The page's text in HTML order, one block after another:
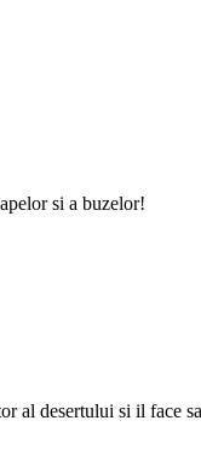
si a buzelor!
al desertului si il